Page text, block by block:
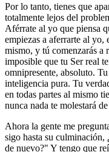
Por lo tanto, tienes que
totalmente lejos del
Aférrate al yo que piensa
empiezas a aferrarte al yo,
mismo, y tú comenzarás a
imposible que tu Ser real
omnipresente, absoluto.
inteligencia pura. Tu
en todas partes al mismo
nunca nada te molestará
Ahora la gente me
sigo hasta su culminación,
de nuevo?" Y tengo que